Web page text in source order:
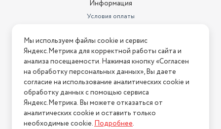
Информация
Условия оплаты
Условия возврата
Нашли ошибку на сайте? Напишите нам
2026 © Интернет-магазин "АстМаркет". У нас есть всё!
Политика конфиденциальности
Мы используем файлы cookie и сервис
Яндекс.Метрика для корректной работы сайта и
анализа посещаемости. Нажимая кнопку «Согласен
на обработку персональных данных», Вы даете
согласие на использование аналитических cookie и
обработку данных с помощью сервиса
Яндекс.Метрика. Вы можете отказаться от
аналитических cookie и оставить только
необходимые cookie.Подробнее.